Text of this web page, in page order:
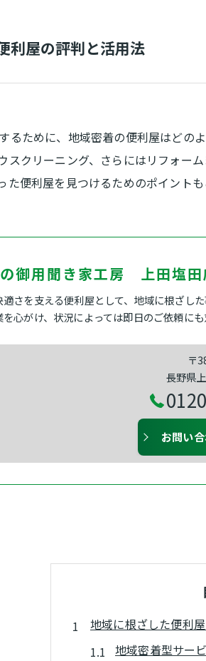
利屋の評判と活用法
るために、地域密着の便利屋はど
スクリーニング、さらにはリフォー
便利屋を見つけるためのポイントも
御用聞き家工房 上田塩田
さを支える便利屋として、地域に根ざし
心がけ、状況によっては即日のご依頼にも
〒
長野県
お問い
地域に根ざした便利
地域密着型サー